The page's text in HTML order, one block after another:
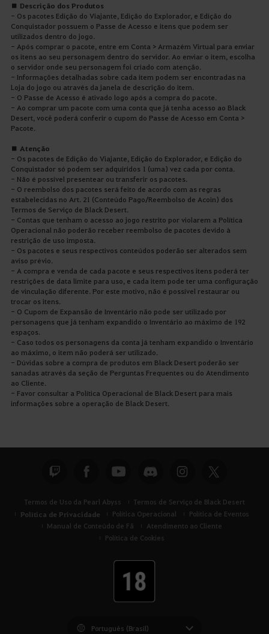
■ Descrição dos Produtos
- Os pacotes Edição do Viajante, Edição do Explorador, e Edição do
Conquistador possuem o Passe de Acesso e itens que podem ser
utilizados dentro do jogo.
- Após comprar o pacote, entre em Conta > Armazém Virtual para enviar
os itens ao seu personagem dentro do servidor. Ao enviar o item, escolha
o servidor onde seu personagem foi criado com atenção.
- Informações detalhadas sobre cada item podem ser encontradas na
Loja do jogo ou através da janela de descrição do item.
- O Passe de Acesso é ativado logo após a compra do pacote.
- Ao comprar um pacote com uma conta que já tenha acesso ao Black
Desert, você poderá conferir o cupom do Passe de Acesso em Conta >
Pacote.
■ Atenção
- Os pacotes de Edição do Viajante, Edição do Explorador, e Edição do
Conquistador só podem ser adquiridos 1 (uma) vez cada por conta.
- Não é possível presentear ou transferir os pacotes.
- O reembolso dos pacotes será feito de acordo com as regras
estabelecidas no Art. 21 (Conteúdo Pago/Reembolso de Acoin) dos
Termos de Serviço de Black Desert.
- Contas que tenham o acesso ao jogo restrito por violarem a Política
Operacional não poderão receber reembolso de pacotes devido à
restrição de uso imposta.
- Os pacotes e seus respectivos conteúdos poderão ser alterados sem
aviso prévio.
- A compra e venda de cada pacote e seus respectivos itens poderá ter
restrições de data limite para uso, e cada item pode ter uma configuração
de vinculação diferente. Por este motivo, não é possível restaurar ou
trocar os itens.
- O Cupom de Expansão de Inventário não pode ser utilizado por
personagens que já tenham expandido o Inventário ao máximo de 192
espaços.
- Caso todos os personagens da conta já tenham expandido o Inventário
ao máximo, o item não poderá ser utilizado.
- Dúvidas sobre a compra de produtos em Black Desert poderão ser
sanadas através da seção de Perguntas Frequentes ou do Atendimento
ao Cliente.
- Favor consultar a Política Operacional de Black Desert para mais
informações sobre a operação de Black Desert.
Termos de Uso da Pearl Abyss Termos de Serviço de Black Desert
Política de Privacidade Política Operacional
Política de Eventos
Manual de Conteúdo de Fã
Atendimento ao Cliente
Política de Cookies